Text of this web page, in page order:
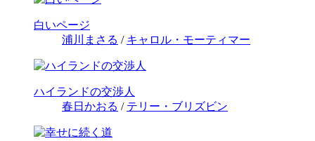
白いページ
浦川まさる / キャロル・モーティマー
ハイランドの交渉人
春日かおる / テリー・ブリズビン